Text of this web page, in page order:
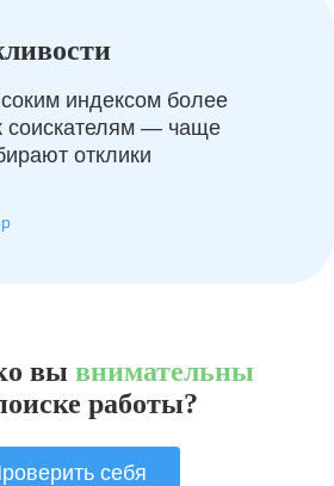
индексом более
соискателям — чаще
отклики
вы внимательны
работы?
себя